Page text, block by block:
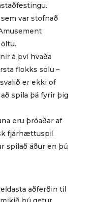
var stofnað
á því hvaða
flokks sölu –
er ekki of
spila þá fyrir þig
eru þróaðar af
fjárhættuspil
spilað áður en þú
aðferðin til